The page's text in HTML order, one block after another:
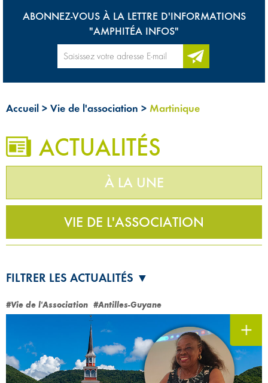
ABONNEZ-VOUS À LA LETTRE D'INFORMATIONS
"AMPHITÉA INFOS"
Accueil > Vie de l'association > Martinique
ACTUALITÉS
À LA UNE
VIE DE L'ASSOCIATION
FILTRER LES ACTUALITÉS ▼
#Vie de l'Association #Antilles-Guyane